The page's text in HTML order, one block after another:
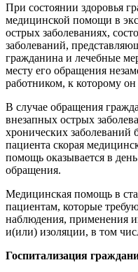
При состоянии здоровья
медицинской помощи в
острых заболеваниях,
заболеваний,
гражданина и лечебные
месту его обращения
работником, к которому он
В случае обращения
внезапных острых
хронических заболеваний
пациента скорая
помощь оказывается в
обращения.
Медицинская помощь в
пациентам, которые
наблюдения, применения
и(или) изоляции, в том
Госпитализация